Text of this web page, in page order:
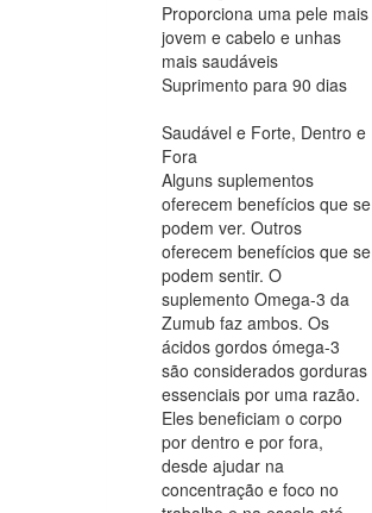
Proporciona uma pele mais
jovem e cabelo e unhas
mais saudáveis
Suprimento para 90 dias
Saudável e Forte, Dentro e
Fora
Alguns suplementos
oferecem benefícios que se
podem ver. Outros
oferecem benefícios que se
podem sentir. O
suplemento Omega-3 da
Zumub faz ambos. Os
ácidos gordos ómega-3
são considerados gorduras
essenciais por uma razão.
Eles beneficiam o corpo
por dentro e por fora,
desde ajudar na
concentração e foco no